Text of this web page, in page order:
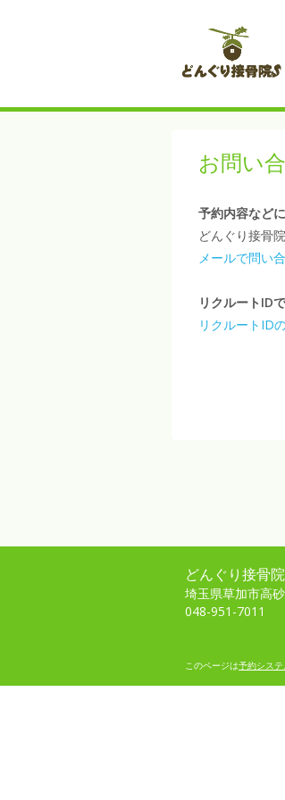
お問い
予約内容など
どんぐり接骨
メールで問い
リクルートID
リクルートID
どんぐり接骨
埼玉県草加市高
048-951-7011
このページは予約システ